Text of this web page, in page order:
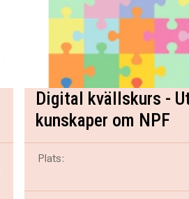
Digital kvällskurs -
kunskaper om NPF
Plats: